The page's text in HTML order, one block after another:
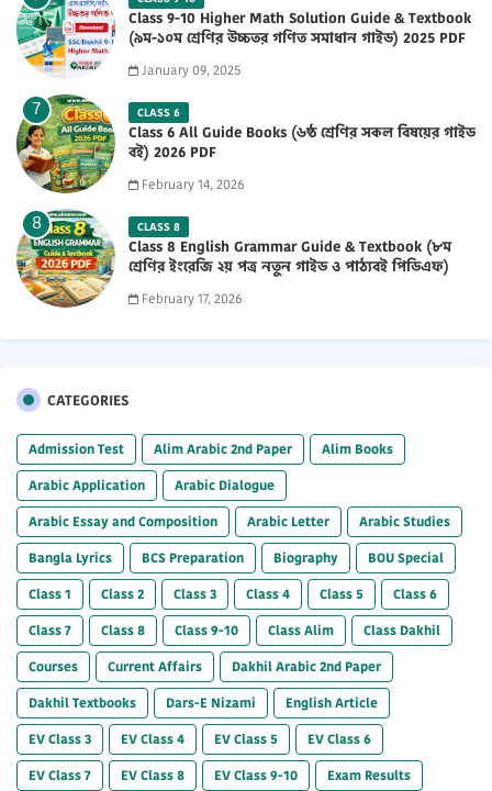
Class 9-10 Higher Math Solution Guide & Textbook
(৯ম-১০ম শ্রেণির উচ্চতর গণিত সমাধান গাইড) 2025 PDF
January 09, 2025
CLASS 6
Class 6 All Guide Books (৬ষ্ঠ শ্রেণির সকল বিষয়ের গাইড
বই) 2026 PDF
February 14, 2026
CLASS 8
Class 8 English Grammar Guide & Textbook (৮ম
শ্রেণির ইংরেজি ২য় পত্র নতুন গাইড ও পাঠ্যবই পিডিএফ)
February 17, 2026
CATEGORIES
Admission Test Alim Arabic 2nd Paper
Alim Books
Arabic Application
Arabic Dialogue
Arabic Essay and Composition
Arabic Letter
Arabic Studies
Bangla Lyrics
BCS Preparation Biography
BOU Special
Class 1
Class 2 Class 3 Class 4 Class 5
Class 6
Class 7
Class 8 Class 9-10 Class Alim
Class Dakhil
Courses
Current Affairs
Dakhil Arabic 2nd Paper
Dakhil Textbooks
Dars-E Nizami
English Article
EV Class 3
EV Class 4 EV Class 5
EV Class 6
EV Class 7
EV Class 8 EV Class 9-10
Exam Results